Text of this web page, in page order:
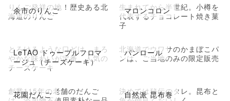
余市のりんご
りんご発祥の地！歴史ある北
海道のりんご
マロンコロン
生まれてから半世紀。小樽を
代表するチョコレート焼き菓
子
LeTAO ドゥーブルフロマ
ージュ（チーズケーキ）
とろけるような口どけ、まろ
やかな味わいが定番、人気の
チーズケーキ
パンロール
北海道でウワサのかまぼこパ
ンは、ご当地のみの限定販売
花園だんご
創業115年の老舗のだんご
自然派 昆布巻
決めては秘伝のタレ。昆布と